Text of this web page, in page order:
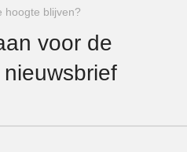
hoogte blijven?
voor de